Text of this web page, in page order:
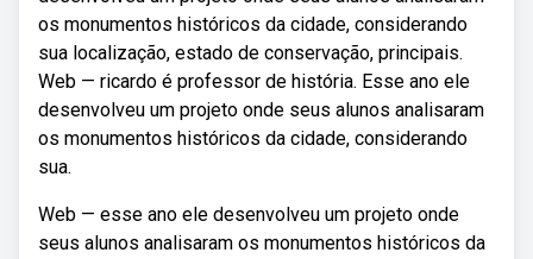
os monumentos históricos da cidade, considerando
sua localização, estado de conservação, principais.
Web — ricardo é professor de história. Esse ano ele
desenvolveu um projeto onde seus alunos analisaram
os monumentos históricos da cidade, considerando
sua.
Web — esse ano ele desenvolveu um projeto onde
seus alunos analisaram os monumentos históricos da